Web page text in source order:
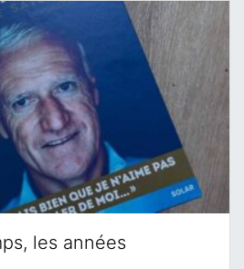
les années